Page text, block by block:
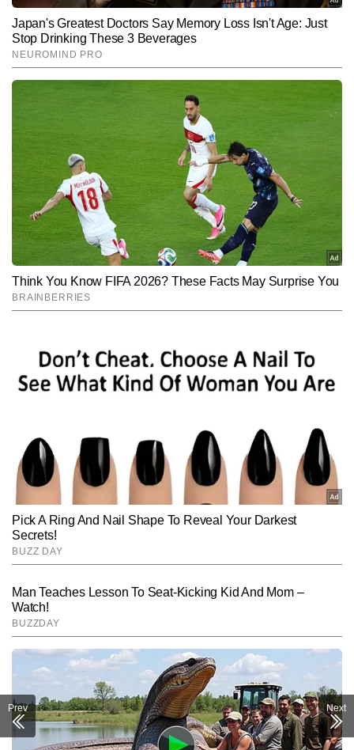
Hindi NewsUtility-News
End of Article
शिवानी कोटनाला टाइम्स नाउ नवभारत डिजिटल में सीनियर कॉपी एडिटर के पद पर
कार्यरत हैं। पत्रकारिता के करियर में 3 साल से ज्यादा के अनुभव के साथ शिवानी
ने बिजनेस और टेक से जुड़ी खबरों पर काम किया है। यूटीलिटी, शेयर बाजार,
पर्सनल फाइनेंस, बैंकिंग से जुड़ी खबरों पर वह लगातार लिख रही हैं। शिवानी ने
डिजिटल के साथ-साथ न्यूज एजेंसी में भी काम किया है।
Follow Us:
Subscribe to our daily Newsletter!
SUBMIT
Prev Next